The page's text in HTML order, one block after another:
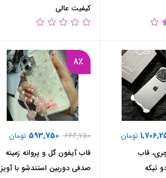
کیفیت عالی
تومان
قاب
تیکه
8٪
643,750
593,750 تومان
قاب آیفون گل و پروانه زمینه
صدفی دوربین استندشو با آویز